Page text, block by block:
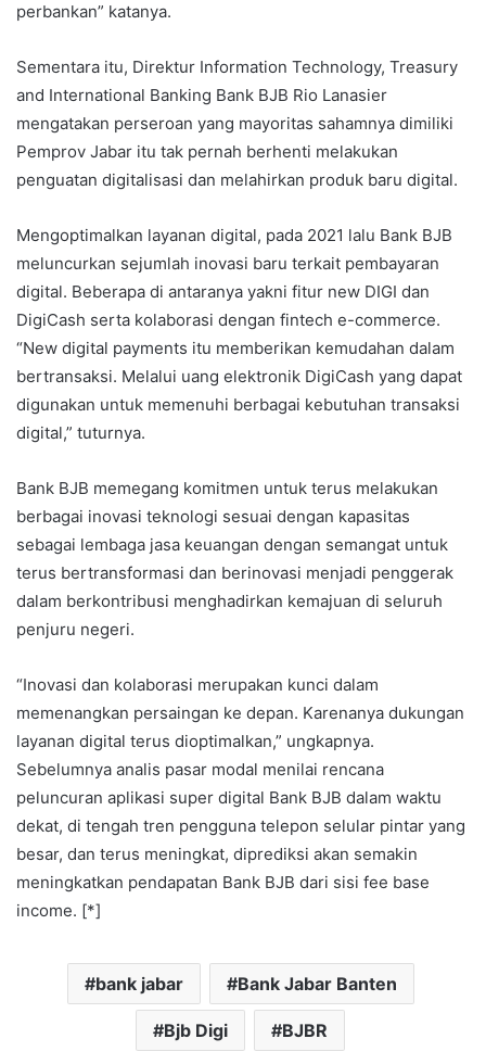
perbankan” katanya.
Sementara itu, Direktur Information Technology, Treasury
and International Banking Bank BJB Rio Lanasier
mengatakan perseroan yang mayoritas sahamnya dimiliki
Pemprov Jabar itu tak pernah berhenti melakukan
penguatan digitalisasi dan melahirkan produk baru digital.
Mengoptimalkan layanan digital, pada 2021 lalu Bank BJB
meluncurkan sejumlah inovasi baru terkait pembayaran
digital. Beberapa di antaranya yakni fitur new DIGI dan
DigiCash serta kolaborasi dengan fintech e-commerce.
“New digital payments itu memberikan kemudahan dalam
bertransaksi. Melalui uang elektronik DigiCash yang dapat
digunakan untuk memenuhi berbagai kebutuhan transaksi
digital,” tuturnya.
Bank BJB memegang komitmen untuk terus melakukan
berbagai inovasi teknologi sesuai dengan kapasitas
sebagai lembaga jasa keuangan dengan semangat untuk
terus bertransformasi dan berinovasi menjadi penggerak
dalam berkontribusi menghadirkan kemajuan di seluruh
penjuru negeri.
“Inovasi dan kolaborasi merupakan kunci dalam
memenangkan persaingan ke depan. Karenanya dukungan
layanan digital terus dioptimalkan,” ungkapnya.
Sebelumnya analis pasar modal menilai rencana
peluncuran aplikasi super digital Bank BJB dalam waktu
dekat, di tengah tren pengguna telepon selular pintar yang
besar, dan terus meningkat, diprediksi akan semakin
meningkatkan pendapatan Bank BJB dari sisi fee base
income. [*]
bank jabar Bank Jabar Banten
Bjb Digi BJBR